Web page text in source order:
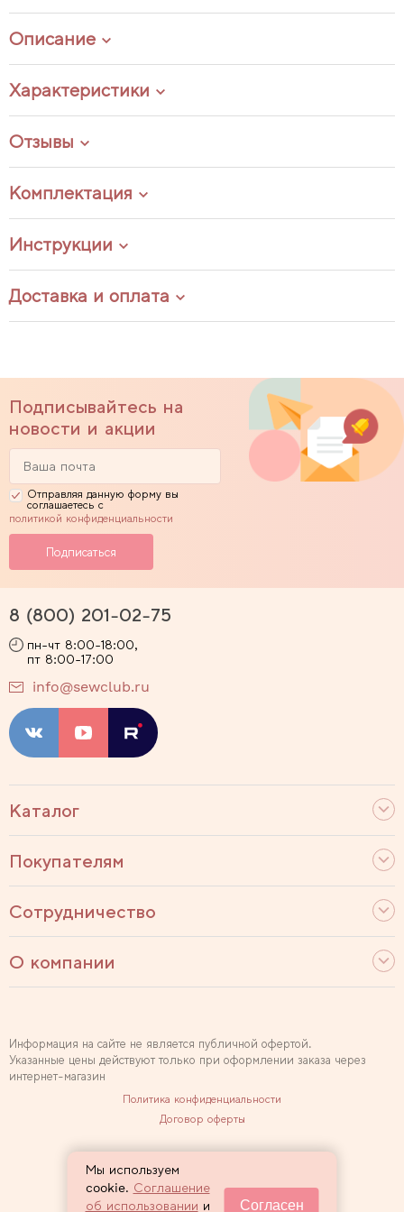
Описание
Характеристики
Отзывы
Комплектация
Инструкции
Доставка и оплата
Подписывайтесь на
новости и акции
Отправляя данную форму вы
соглашаетесь с
политикой конфиденциальности
Каталог
Покупателям
Сотрудничество
О компании
8 (800) 201-02-75
пн-чт 8:00-18:00,
пт 8:00-17:00
info@sewclub.ru
Информация на сайте не является публичной офертой.
Указанные цены действуют только при оформлении заказа через
интернет-магазин
Политика конфиденциальности
Договор оферты
Мы используем
cookie. Соглашение
об использовании и Согласен